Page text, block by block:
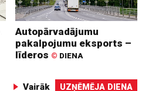
Autopārvadājumu
pakalpojumu eksports –
līderos © DIENA
Vairāk UZŅĒMĒJA DIENA